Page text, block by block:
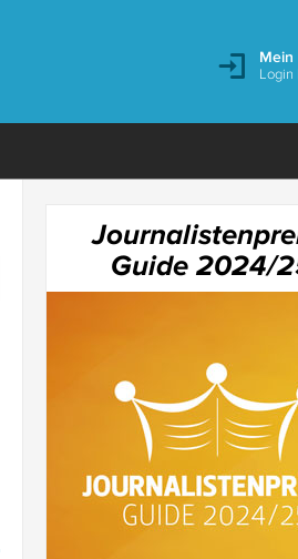
Mein
Login
Guide 2024/